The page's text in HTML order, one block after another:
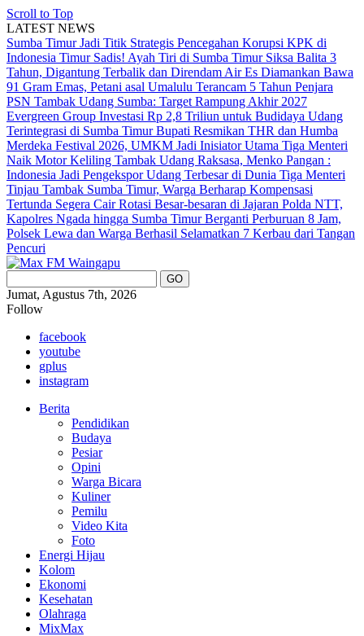
Scroll to Top
LATEST NEWS
Sumba Timur Jadi Titik Strategis Pencegahan Korupsi KPK di
Indonesia Timur Sadis! Ayah Tiri di Sumba Timur Siksa Balita 3
Tahun, Digantung Terbalik dan Direndam Air Es Diamankan Bawa
91 Gram Emas, Petani asal Umalulu Terancam 5 Tahun Penjara
PSN Tambak Udang Sumba: Target Rampung Akhir 2027
Evergreen Group Investasi Rp 2,8 Triliun untuk Budidaya Udang
Terintegrasi di Sumba TimurBupati Resmikan THR dan Humba
Merdeka Festival 2026, UMKM Jadi Inisiator Utama Tiga Menteri
Naik Motor Keliling Tambak Udang Raksasa, Menko Pangan :
Indonesia Jadi Pengekspor Udang Terbesar di Dunia Tiga Menteri
Tinjau Tambak Sumba Timur, Warga Berharap Kompensasi
Tertunda Segera CairRotasi Besar-besaran di Jajaran Polda NTT,
Kapolres Ngada hingga Sumba Timur Berganti Perburuan 8 Jam,
Polsek Lewa dan Warga Berhasil Selamatkan 7 Kerbau dari Tangan
Pencuri
Jumat, Agustus 7th, 2026
Follow
facebook
youtube
gplus
instagram
Berita
Pendidikan
Budaya
Pesiar
Opini
Warga Bicara
Kuliner
Pemilu
Video Kita
Foto
Energi Hijau
Kolom
Ekonomi
Kesehatan
Olahraga
MixMax